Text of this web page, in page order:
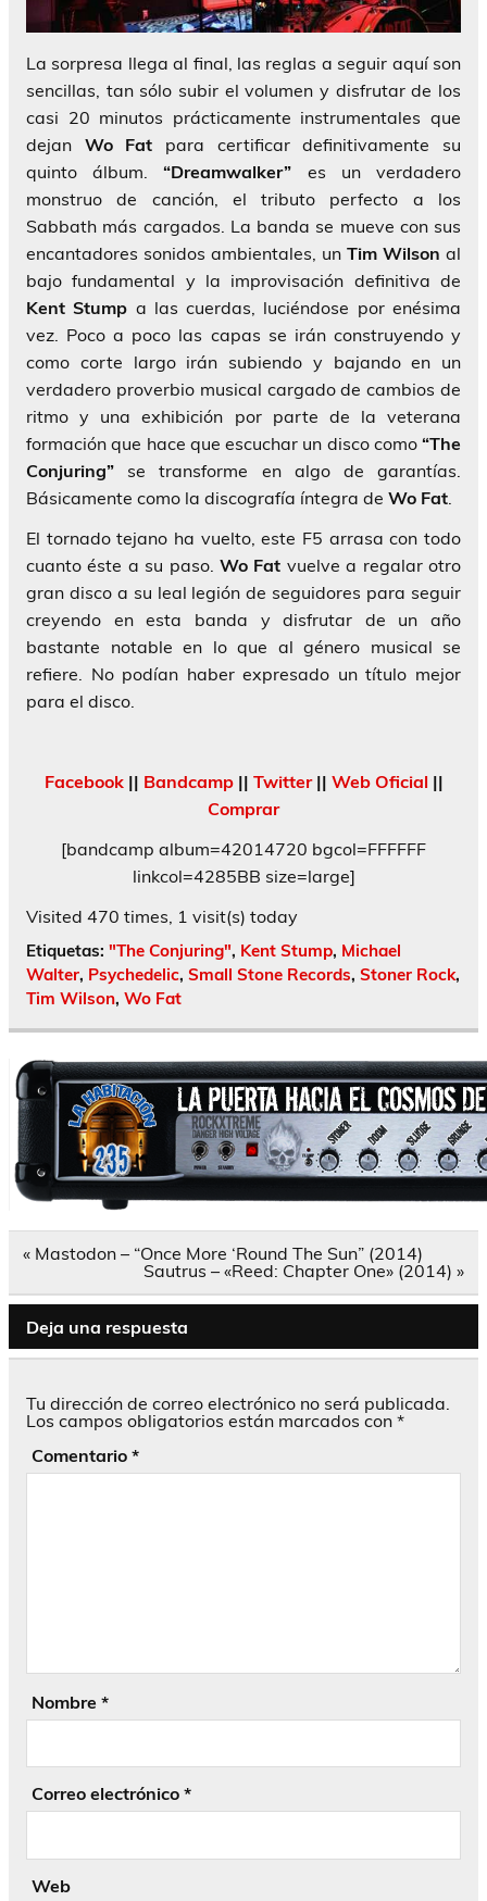
La sorpresa llega al final, las reglas a seguir aquí son
sencillas, tan sólo subir el volumen y disfrutar de los
casi 20 minutos prácticamente instrumentales que
dejan Wo Fat para certificar definitivamente su
quinto álbum.“Dreamwalker” es un verdadero
monstruo de canción, el tributo perfecto a los
Sabbath más cargados. La banda se mueve con sus
encantadores sonidos ambientales, un Tim Wilson al
bajo fundamental y la improvisación definitiva de
Kent Stump a las cuerdas, luciéndose por enésima
vez. Poco a poco las capas se irán construyendo y
como corte largo irán subiendo y bajando en un
verdadero proverbio musical cargado de cambios de
ritmo y una exhibición por parte de la veterana
formación que hace que escuchar un disco como “The
Conjuring” se transforme en algo de garantías.
Básicamente como la discografía íntegra de Wo Fat
El tornado tejano ha vuelto, este F5 arrasa con todo
cuanto éste a su paso. Wo Fat vuelve a regalar otro
gran disco a su leal legión de seguidores para seguir
creyendo en esta banda y disfrutar de un año
bastante notable en lo que al género musical se
refiere. No podían haber expresado un título mejor
para el disco.
Facebook || Bandcamp || Twitter || Web Oficial ||
Comprar
[bandcamp album=42014720 bgcol=FFFFFF
linkcol=4285BB size=large]
Visited 470 times, 1 visit(s) today
Etiquetas: "The Conjuring", Kent Stump, Michael
Walter, Psychedelic, Small Stone Records, Stoner Rock,
Tim Wilson, Wo Fat
Navegación
« Mastodon – “Once More ‘Round The Sun” (2014)
Sautrus – «Reed: Chapter One» (2014) »
Deja una respuesta
Tu dirección de correo electrónico no será publicada.
Los campos obligatorios están marcados con *
Comentario *
Nombre *
Correo electrónico *
Web